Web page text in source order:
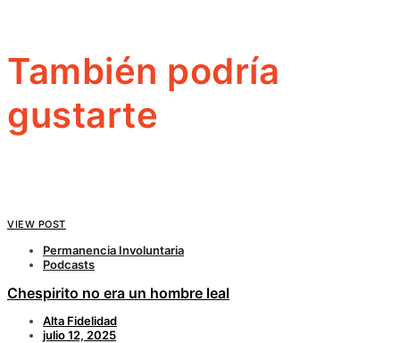
También podría
gustarte
VIEW POST
Permanencia Involuntaria
Podcasts
Chespirito no era un hombre leal
Alta Fidelidad
julio 12, 2025